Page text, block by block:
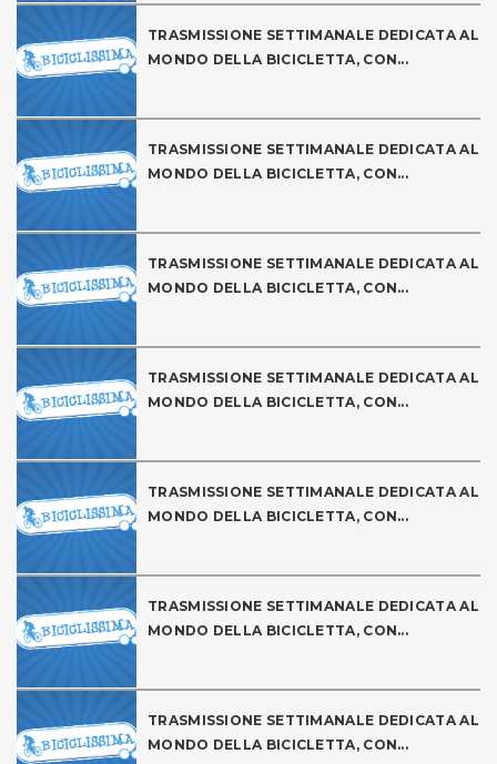
TRASMISSIONE SETTIMANALE DEDICATA AL
MONDO DELLA BICICLETTA, CON...
TRASMISSIONE SETTIMANALE DEDICATA AL
MONDO DELLA BICICLETTA, CON...
TRASMISSIONE SETTIMANALE DEDICATA AL
MONDO DELLA BICICLETTA, CON...
TRASMISSIONE SETTIMANALE DEDICATA AL
MONDO DELLA BICICLETTA, CON...
TRASMISSIONE SETTIMANALE DEDICATA AL
MONDO DELLA BICICLETTA, CON...
TRASMISSIONE SETTIMANALE DEDICATA AL
MONDO DELLA BICICLETTA, CON...
TRASMISSIONE SETTIMANALE DEDICATA AL
MONDO DELLA BICICLETTA, CON...